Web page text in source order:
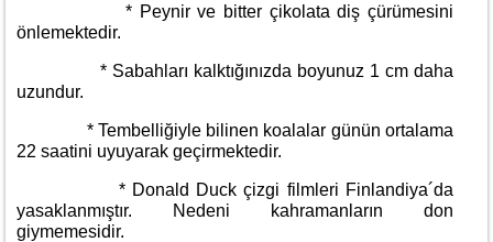
* Peynir ve bitter çikolata diş çürümesini
önlemektedir.
* Sabahları kalktığınızda boyunuz 1 cm daha
uzundur.
* Tembelliğiyle bilinen koalalar günün ortalama
22 saatini uyuyarak geçirmektedir.
* Donald Duck çizgi filmleri Finlandiya´da
yasaklanmıştır. Nedeni kahramanların don
giymemesidir.